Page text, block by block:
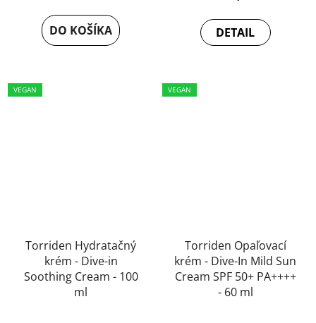
DO KOŠÍKA DETAIL
VEGAN
Torriden Hydratačný
krém - Dive-in
Soothing Cream - 100
ml
VEGAN
Torriden Opaľovací
krém - Dive-In Mild Sun
Cream SPF 50+ PA++++
- 60 ml